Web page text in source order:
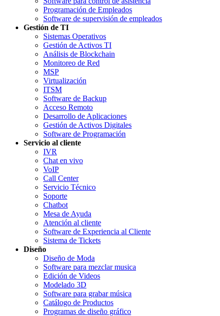
Programación de Empleados
Software de supervisión de empleados
Gestión de TI
Sistemas Operativos
Gestión de Activos TI
Análisis de Blockchain
Monitoreo de Red
MSP
Virtualización
ITSM
Software de Backup
Acceso Remoto
Desarrollo de Aplicaciones
Gestión de Activos Digitales
Software de Programación
Servicio al cliente
IVR
Chat en vivo
VoIP
Call Center
Servicio Técnico
Soporte
Chatbot
Mesa de Ayuda
Atención al cliente
Software de Experiencia al Cliente
Sistema de Tickets
Diseño
Diseño de Moda
Software para mezclar musica
Edición de Videos
Modelado 3D
Software para grabar música
Catálogo de Productos
Programas de diseño gráfico